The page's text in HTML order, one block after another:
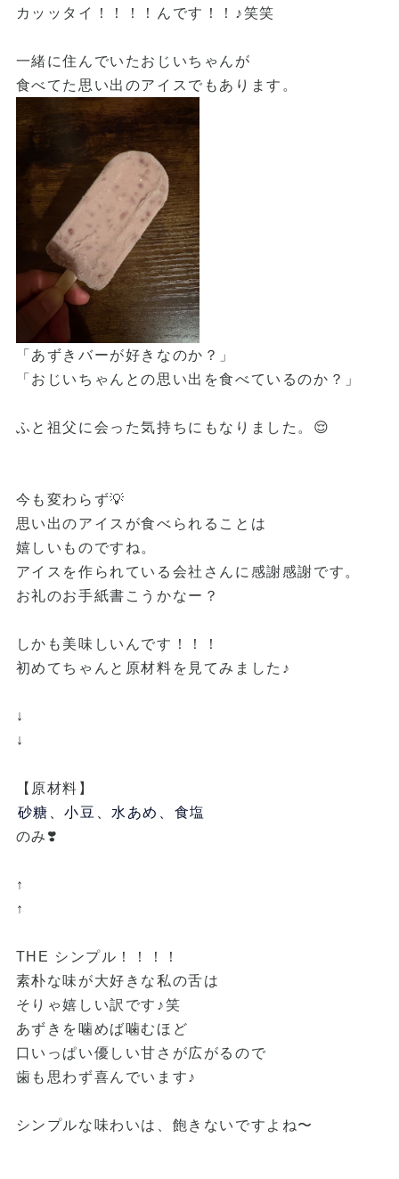
カッッタイ！！！！んです！！ ♪笑笑
一緒に住んでいたおじいちゃんが
食べてた思い出のアイスでもあります。
「あずきバーが好きなのか？」
「おじいちゃんとの思い出を食べているのか？」
ふと祖父に会った気持ちにもなりました。😌
今も変わらず💡
思い出のアイスが食べられることは
嬉しいものですね。
アイスを作られている会社さんに感謝感謝です。
お礼のお手紙書こうかなー？
しかも美味しいんです！！！
初めてちゃんと原材料を見てみました♪
↓
↓
【原材料】
砂糖、小豆、水あめ、食塩
のみ❣️
↑
↑
THE シンプル！！！！
素朴な味が大好きな私の舌は
そりゃ嬉しい訳です♪笑
あずきを噛めば噛むほど
口いっぱい優しい甘さが広がるので
歯も思わず喜んでいます♪
シンプルな味わいは、 飽きないですよね〜